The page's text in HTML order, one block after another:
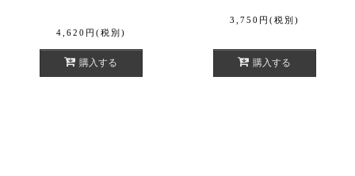
4,620 円 (税別)
購入する
3,750 円 (税別)
購入する